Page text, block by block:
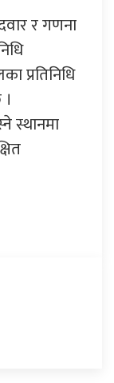
र गणना
प्रतिनिधि
स्थानमा